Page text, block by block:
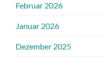
Februar 2026
Januar 2026
Dezember 2025